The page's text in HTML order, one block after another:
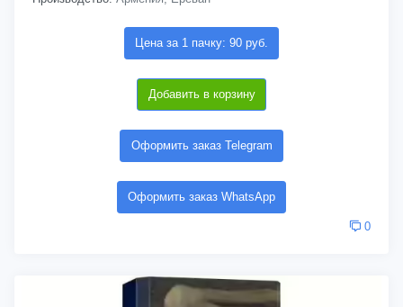
Цена за 1 пачку: 90 руб.
Добавить в корзину
Оформить заказ Telegram
Оформить заказ WhatsApp
0